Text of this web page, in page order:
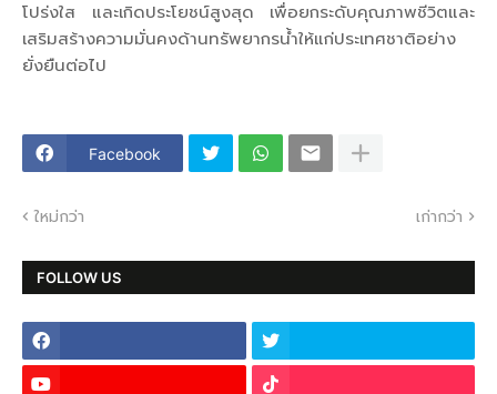
โปร่งใส และเกิดประโยชน์สูงสุด เพื่อยกระดับคุณภาพชีวิตและ
เสริมสร้างความมั่นคงด้านทรัพยากรน้ำให้แก่ประเทศชาติอย่าง
ยั่งยืนต่อไป
Facebook
ใหม่กว่า เก่ากว่า
FOLLOW US